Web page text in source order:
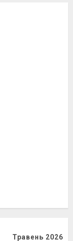
Травень 2026